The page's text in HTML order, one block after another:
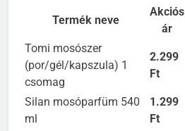
Termék neve
Akciós
ár
Tomi mosószer
(por/gél/kapszula) 1
csomag
2.299
Ft
Silan mosóparfüm 540
ml
1.299
Ft